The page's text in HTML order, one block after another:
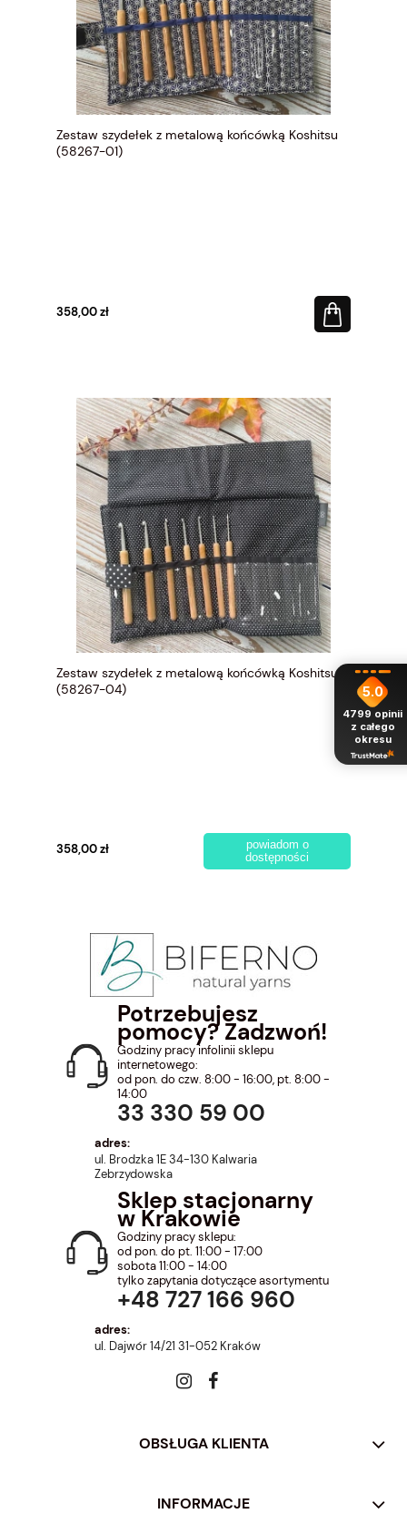
Zestaw szydełek z metalową końcówką Koshitsu
(58267-01)
358,00 zł
Zestaw szydełek z metalową końcówką Koshitsu
(58267-04)
358,00 zł
powiadom o
dostępności
Potrzebujesz
pomocy? Zadzwoń!
Godziny pracy infolinii sklepu
internetowego:
od pon. do czw. 8:00 - 16:00, pt. 8:00 -
14:00
33 330 59 00
adres:
ul. Brodzka 1E 34-130 Kalwaria
Zebrzydowska
Sklep stacjonarny
w Krakowie
Godziny pracy sklepu:
od pon. do pt. 11:00 - 17:00
sobota 11:00 - 14:00
tylko zapytania dotyczące asortymentu
+48 727 166 960
adres:
ul. Dajwór 14/21 31-052 Kraków
OBSŁUGA KLIENTA
INFORMACJE
5.0
4799 opinii
z całego
okresu